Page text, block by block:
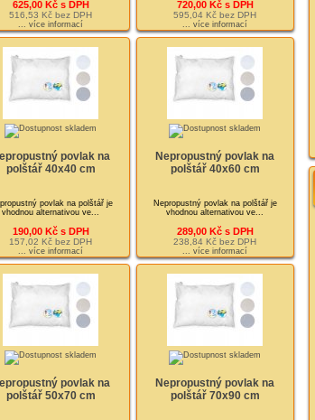
625,00 Kč s DPH
516,53 Kč bez DPH
... více informací
720,00 Kč s DPH
595,04 Kč bez DPH
... více informací
povlak na
polštář 40x40 cm
povlak na polštář je
vhodnou alternativou ve...
190,00 Kč s DPH
157,02 Kč bez DPH
... více informací
Nepropustný povlak na
polštář 40x60 cm
Nepropustný povlak na polštář je
vhodnou alternativou ve...
289,00 Kč s DPH
238,84 Kč bez DPH
... více informací
povlak na
polštář 50x70 cm
Nepropustný povlak na
polštář 70x90 cm